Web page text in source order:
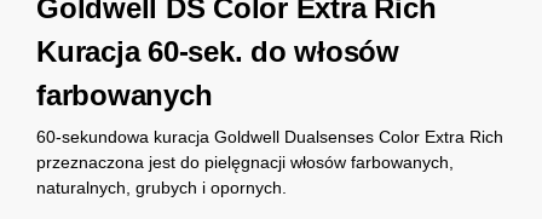
Goldwell DS Color Extra Rich
Kuracja 60-sek. do włosów
farbowanych
60-sekundowa kuracja Goldwell Dualsenses Color Extra Rich
przeznaczona jest do pielęgnacji włosów farbowanych,
naturalnych, grubych i opornych.